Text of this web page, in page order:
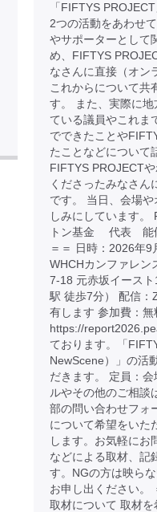
「FIFTYS
2つの活動をあわせ
やサポーターとして
め、FIFTYS
なさんに直接（オン
これからについて共
す。 また、実際に
ている議員やこれま
でできたことや
たことなどについて
FIFTYS PROJECT
くださったみなさん
です。 当日、会場
しみにしています。
トン基金 代表 能
＝＝ 日時：2026年
WHCHカンファレン
7-18 元赤坂イース
駅 徒歩7分） 配信：
有します 参加費：
https://
ております。「
NewScene）」の活
だきます。 定員：
ルやその他のご相談
部の問い合わせフォ
について希望をいた
します。お気軽にお
などによる取材、記
す。NGの方は映ら
お申し出ください
取材について 取材